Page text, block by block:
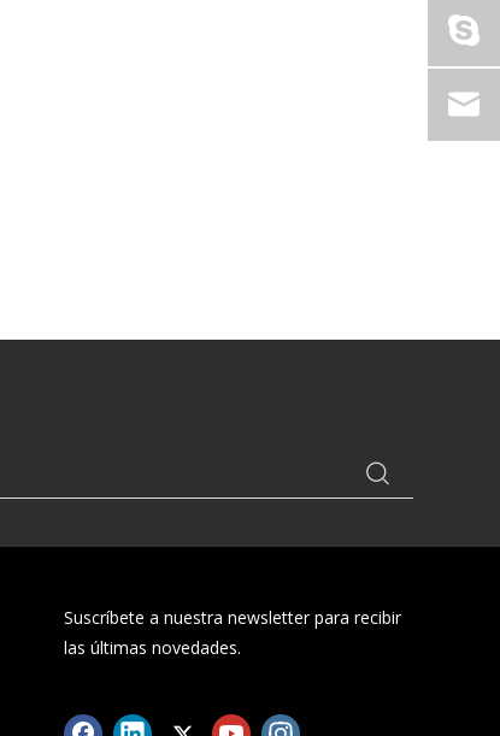
Suscríbete a nuestra newsletter para recibir
las últimas novedades.